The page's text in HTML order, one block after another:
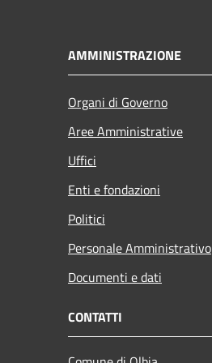
AMMINISTRAZIONE
Organi di Governo
Aree Amministrative
Uffici
Enti e fondazioni
Politici
Personale Amministrativo
Documenti e dati
CONTATTI